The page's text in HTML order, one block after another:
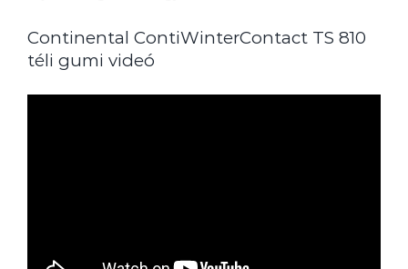
Continental ContiWinterContact TS 810
téli gumi videó